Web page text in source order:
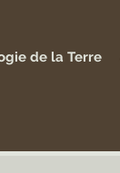
de la Terre